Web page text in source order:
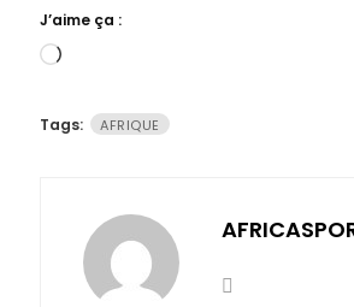
J’aime ça :
Chargement…
Tags: AFRIQUE